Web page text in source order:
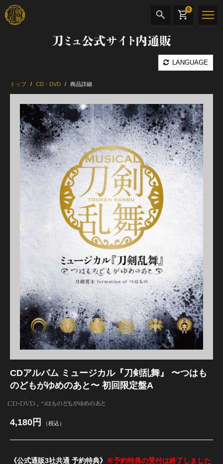
刀ミュ公式サイト内通販
LANGUAGE
0
CD・DVD BOOK その他
最新カテゴリー
加州清光 単騎出陣 極
髭切 単騎出陣 ～夢幻泡影～
江 おん すていじ かうんとだうんぱーてぃー
トップ CD・DVD 商品詳細
CDアルバム ミュージカル『刀剣乱舞』 〜つはも
のどもがゆめのあと〜 初回限定盤A
CD・DVD つはものどもがゆめのあと
4,180円 （税込）
《公式通販3社共通 予約特典》 ※予約特典の受付は終了しました